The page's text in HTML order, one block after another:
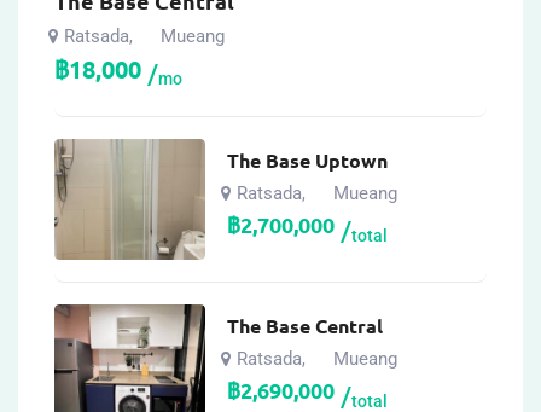
Ratsada, Mueang
฿18,000 mo
The Base Uptown
Ratsada, Mueang
฿2,700,000 total
The Base Central
Ratsada, Mueang
฿2,690,000 total